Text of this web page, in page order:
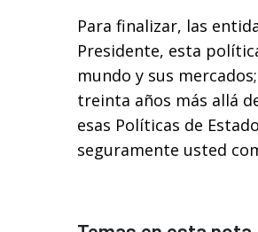
Para finalizar, las
Presidente, esta
mundo y sus
treinta años más allá
esas Políticas de
seguramente usted